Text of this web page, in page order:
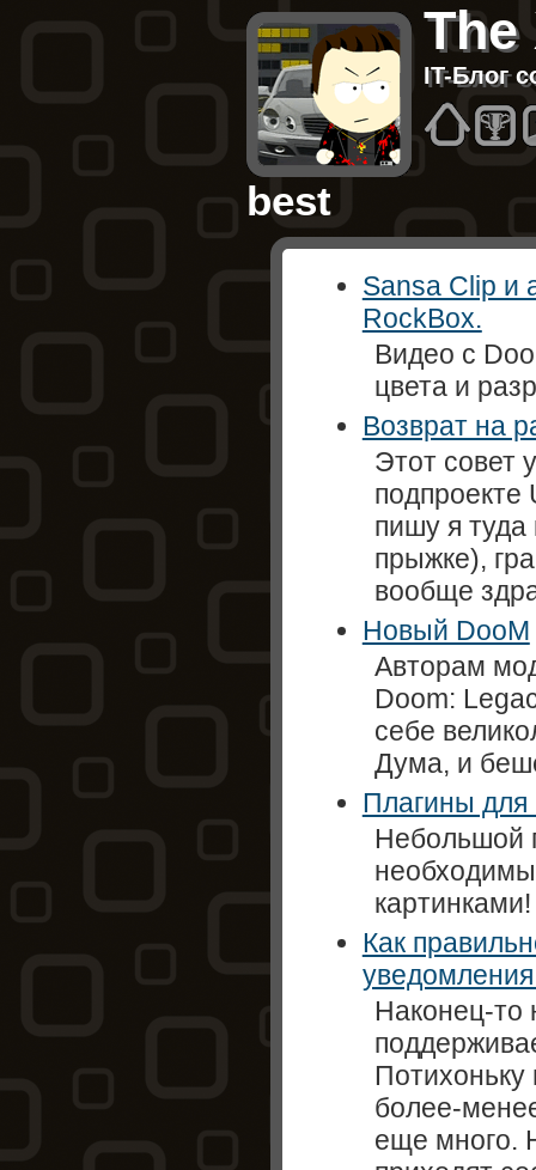
The
IT-Блог
best
Sansa Clip и
RockBox.
Видео с
цвета и
Возврат на
Этот совет
подпроекте
пишу я туда
прыжке),
вообще
Новый DooM
Авторам
Doom:
себе
Дума, и
Плагины для
Небольшой
картинками!
Как
Наконец-то
Потихоньку
более-
еще много.